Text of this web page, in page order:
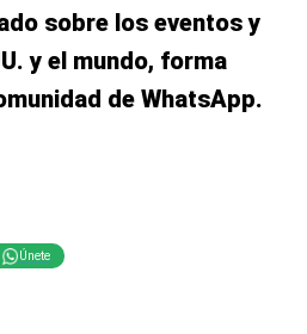
sobre los eventos y
y el mundo, forma
de WhatsApp.
Únete